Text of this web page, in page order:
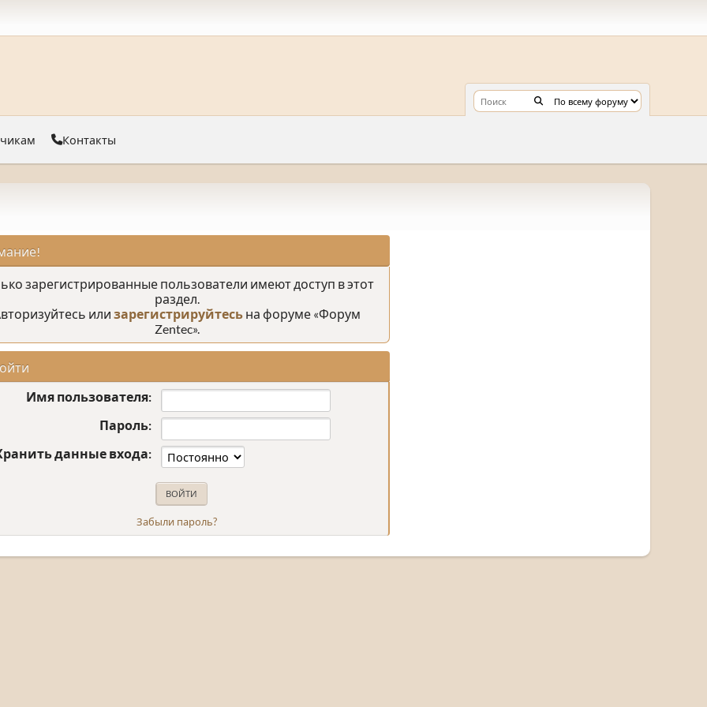
Контакты
зарегистрированные пользователи имеют доступ в этот
раздел.
или зарегистрируйтесь на форуме «Форум
Zentec».
Имя пользователя:
Пароль:
данные входа:
Забыли пароль?